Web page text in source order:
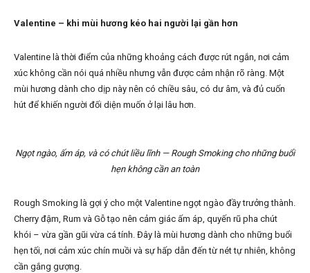
Valentine – khi mùi hương kéo hai người lại gần hơn
Valentine là thời điểm của những khoảng cách được rút ngắn, nơi cảm
xúc không cần nói quá nhiều nhưng vẫn được cảm nhận rõ ràng. Một
mùi hương dành cho dịp này nên có chiều sâu, có dư âm, và đủ cuốn
hút để khiến người đối diện muốn ở lại lâu hơn.
Ngọt ngào, ấm áp, và có chút liều lĩnh — Rough Smoking cho những buổi
hẹn không cần an toàn
Rough Smoking là gợi ý cho một Valentine ngọt ngào đầy trưởng thành.
Cherry đậm, Rum và Gỗ tạo nên cảm giác ấm áp, quyến rũ pha chút
khói – vừa gần gũi vừa cá tính. Đây là mùi hương dành cho những buổi
hẹn tối, nơi cảm xúc chín muồi và sự hấp dẫn đến từ nét tự nhiên, không
cần gắng gượng.